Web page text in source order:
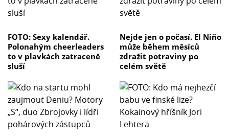
FOTO: Sexy kalendář.
Polonahým cheerleaders
to v plavkách zatraceně
sluší
Nejde jen o počasí. El Niňo
může během měsíců
zdražit potraviny po
celém světě